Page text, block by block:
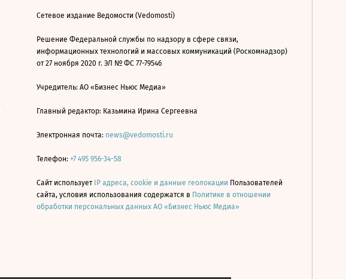
Сетевое издание Ведомости (Vedomosti)
Решение Федеральной службы по надзору в сфере связи,
информационных технологий и массовых коммуникаций (Роскомнадзор)
от 27 ноября 2020 г. ЭЛ № ФС 77-79546
Учредитель: АО «Бизнес Ньюс Медиа»
Главный редактор: Казьмина Ирина Сергеевна
Электронная почта: news@vedomosti.ru
Телефон: +7 495 956-34-58
Сайт использует IP адреса, cookie и данные геолокации Пользователей
сайта, условия использования содержатся в Политике в отношении
обработки персональных данных АО «Бизнес Ньюс Медиа»